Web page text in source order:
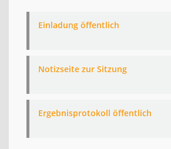
Einladung öffentlich
Notizseite zur Sitzung
Ergebnisprotokoll öffentlich